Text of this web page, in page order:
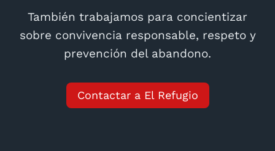
También trabajamos para concientizar
sobre convivencia responsable, respeto y
prevención del abandono.
Contactar a El Refugio